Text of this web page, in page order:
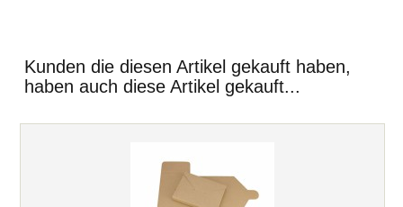
Kunden die diesen Artikel gekauft haben,
haben auch diese Artikel gekauft...